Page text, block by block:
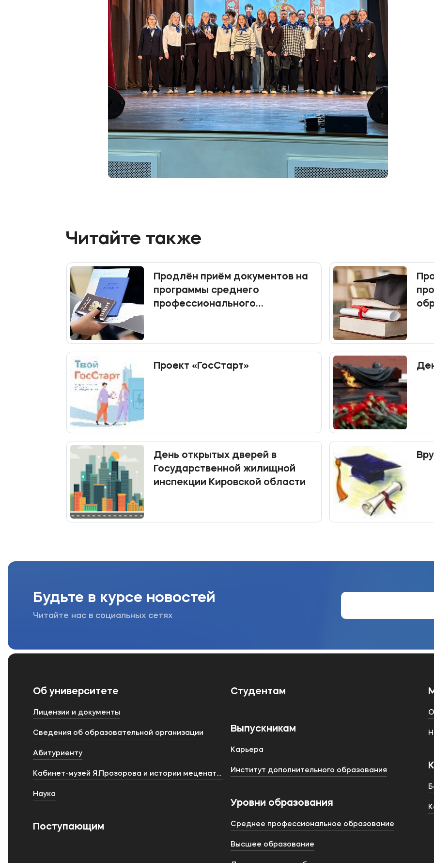
Читайте также
Продлён приём документов на
программы среднего
профессионального
Проект «ГосСтарт»
День открытых дверей в
Государственной жилищной
инспекции Кировской области
Будьте в курсе новостей
Читайте нас в социальных сетях
Об университете
Лицензии и документы
Сведения об образовательной организации
Абитуриенту
Кабинет-музей Я.Прозорова и истории меценатства
Наука
Поступающим
Студентам
Выпускникам
Карьера
Институт дополнительного образования
Уровни образования
Среднее профессиональное образование
Высшее образование